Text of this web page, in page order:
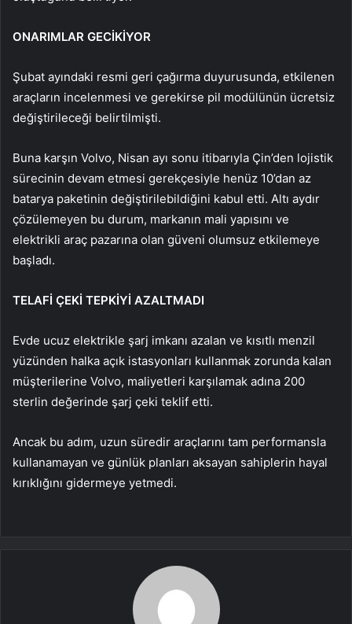
ONARIMLAR GECİKİYOR
Şubat ayındaki resmi geri çağırma duyurusunda, etkilenen
araçların incelenmesi ve gerekirse pil modülünün ücretsiz
değiştirileceği belirtilmişti.
Buna karşın Volvo, Nisan ayı sonu itibarıyla Çin’den lojistik
sürecinin devam etmesi gerekçesiyle henüz 10’dan az
batarya paketinin değiştirilebildiğini kabul etti. Altı aydır
çözülemeyen bu durum, markanın mali yapısını ve
elektrikli araç pazarına olan güveni olumsuz etkilemeye
başladı.
TELAFİ ÇEKİ TEPKİYİ AZALTMADI
Evde ucuz elektrikle şarj imkanı azalan ve kısıtlı menzil
yüzünden halka açık istasyonları kullanmak zorunda kalan
müşterilerine Volvo, maliyetleri karşılamak adına 200
sterlin değerinde şarj çeki teklif etti.
Ancak bu adım, uzun süredir araçlarını tam performansla
kullanamayan ve günlük planları aksayan sahiplerin hayal
kırıklığını gidermeye yetmedi.